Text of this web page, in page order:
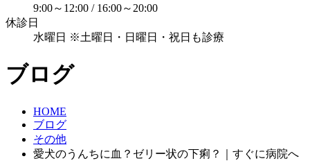
9:00～12:00 / 16:00～20:00
休診日
水曜日 ※土曜日・日曜日・祝日も診療
ブログ
HOME
ブログ
その他
愛犬のうんちに血？ゼリー状の下痢？｜すぐに病院へ